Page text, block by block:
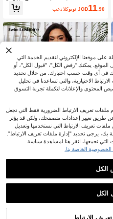
نساء بتصميم رقعي ملون لموسم الصيف
والعطلات الشاطئية 2026 الجديد
JOD11.90 بعد الكوبون
Swim Lushoire ملابس سباحة بقطعة وا
حدة مقسمة بألوان للمرأة بمقاسات كبير
ة للصيف
.60
هذا المنتج.
مشاهدة الكل
على موقعنا الإلكتروني لتقديم الخدمة التي
الموقع. يمكنك "رفض الكل"، "قبول الكل"، أو
بك في أي وقت حسب اختيارك. من خلال تحديد
الاختيارية، والتي تساعدنا في تحليل
المحتوى والإعلانات لتكملة تجربة التسوق
تعريف الارتباط الضرورية فقط التي تجعل
طريق تغيير إعدادات متصفحك، ولكن قد يؤثر
تعريف الارتباط التي نستخدمها وتعديل
بك، يرجى تحديد "إدارة ملفات تعريف الارتباط".
التي نجمعها، انقر هنا لمشاهدة سياسة
الخاصة بنا.
الكل
الكل
الارتباط